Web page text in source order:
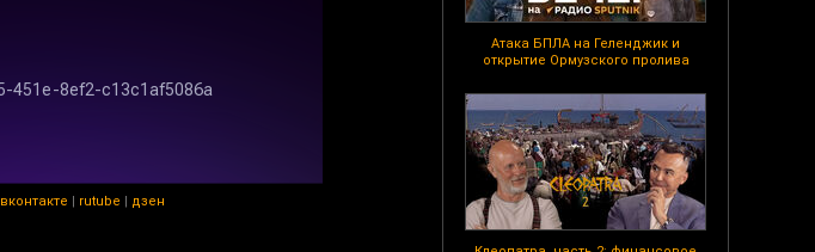
Атака БПЛА на Геленджик и
открытие Ормузского пролива
вконтакте | rutube | дзен